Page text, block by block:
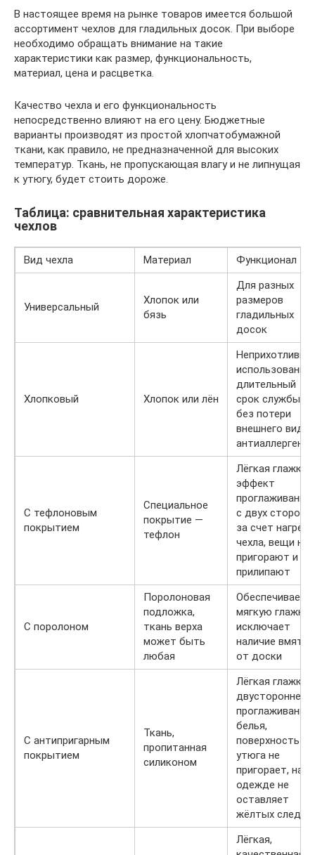
В настоящее время на рынке товаров имеется большой
ассортимент чехлов для гладильных досок. При выборе
необходимо обращать внимание на такие
характеристики как размер, функциональность,
материал, цена и расцветка.
Качество чехла и его функциональность
непосредственно влияют на его цену. Бюджетные
варианты производят из простой хлопчатобумажной
ткани, как правило, не предназначенной для высоких
температур. Ткань, не пропускающая влагу и не липнущая
к утюгу, будет стоить дороже.
Таблица: сравнительная характеристика
чехлов
Вид чехла Материал Функционал
Универсальный
Хлопок или
бязь
Для разных
размеров
гладильных
досок
Хлопковый Хлопок или лён
Неприхотливы в
использовании,
длительный
срок службы
без потери
внешнего вида,
С тефлоновым
покрытием
Специальное
покрытие —
тефлон
Лёгкая глажка,
эффект
проглаживания
с двух сторон
за счет нагрева
чехла, вещи не
пригорают и не
прилипают
С поролоном
Поролоновая
подложка,
ткань верха
может быть
любая
Обеспечивает
мягкую глажку,
исключает
наличие вмятин
от доски
С антипригарным
покрытием
Ткань,
пропитанная
силиконом
Лёгкая глажка,
двустороннее
проглаживание
белья,
поверхность
утюга не
пригорает, на
одежде не
оставляет
жёлтых следов
Лёгкая,